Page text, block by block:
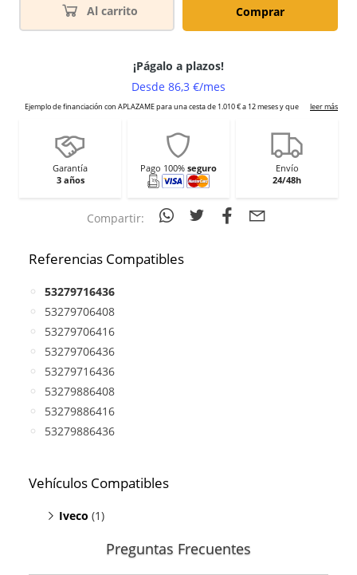
Al carrito Comprar
Garantía
3 años
Pago 100% seguro
Envío
24/48h
Compartir:
Referencias Compatibles
53279716436
53279706408
53279706416
53279706436
53279716436
53279886408
53279886416
53279886436
Vehículos Compatibles
Iveco (1)
Preguntas Frecuentes